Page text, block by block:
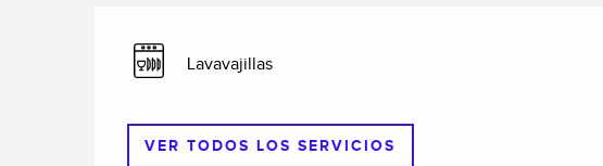
Lavavajillas
VER TODOS LOS SERVICIOS